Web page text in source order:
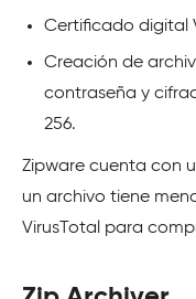
Certificado digital
Creación de
contraseña y
256.
Zipware cuenta con
un archivo tiene
VirusTotal para